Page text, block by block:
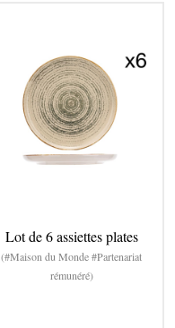
Lot de 6 assiettes plates
(#Maison du Monde #Partenariat
rémunéré)